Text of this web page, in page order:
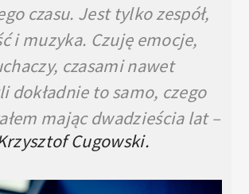
czasu. Jest tylko zespół,
i muzyka. Czuję emocje,
czasami nawet
dokładnie to samo, czego
mając dwadzieścia lat –
Cugowski.